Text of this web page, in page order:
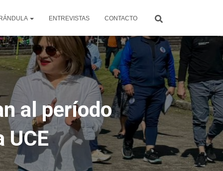
ENTREVISTAS CONTACTO
al período
UCE